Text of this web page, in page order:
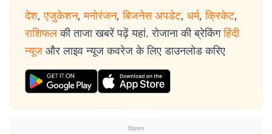
देश, एजुकेशन, मनोरंजन, बिजनेस अपडेट, धर्म, क्रिकेट,
राशिफल की ताजा खबरें पढ़ें यहां. रोजाना की ब्रेकिंग हिंदी
न्यूज और लाइव न्यूज कवरेज के लिए डाउनलोड करिए
विज्ञापन